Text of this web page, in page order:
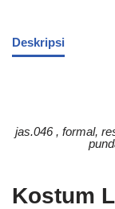
Deskripsi
jas.046 , formal,
Kostum